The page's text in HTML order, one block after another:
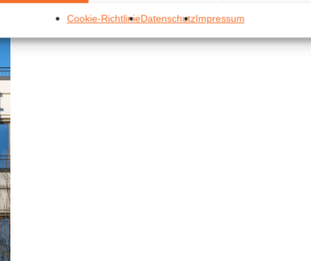
Cookie-RichtlinieDatenschutzImpressum